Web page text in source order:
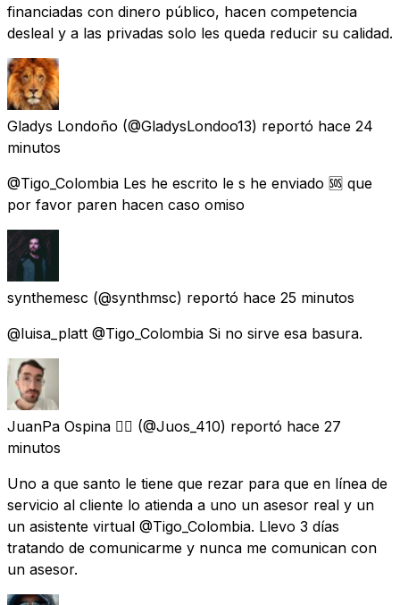
financiadas con dinero público, hacen competencia
desleal y a las privadas solo les queda reducir su calidad.
Gladys Londoño (@GladysLondoo13) reportó hace 24
minutos
@Tigo_Colombia Les he escrito le s he enviado 🆘 que
por favor paren hacen caso omiso
synthemesc (@synthmsc) reportó hace 25 minutos
@luisa_platt @Tigo_Colombia Si no sirve esa basura.
JuanPa Ospina 🏳️‍🌈 (@Juos_410) reportó hace 27
minutos
Uno a que santo le tiene que rezar para que en línea de
servicio al cliente lo atienda a uno un asesor real y un
un asistente virtual @Tigo_Colombia. Llevo 3 días
tratando de comunicarme y nunca me comunican con
un asesor.